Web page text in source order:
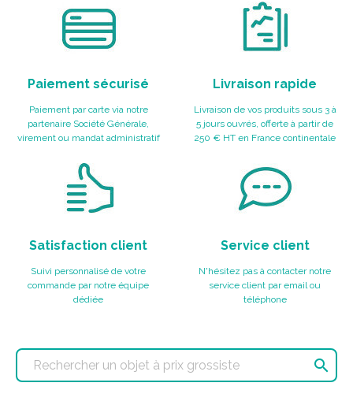
Paiement sécurisé
Paiement par carte via notre
partenaire Société Générale,
virement ou mandat administratif
Livraison rapide
Livraison de vos produits sous 3 à
5 jours ouvrés, offerte à partir de
250 € HT en France continentale
Satisfaction client
Suivi personnalisé de votre
commande par notre équipe
dédiée
Service client
N'hésitez pas à contacter notre
service client par email ou
téléphone
